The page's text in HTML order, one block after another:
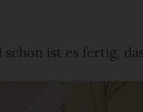
schon ist es fertig,